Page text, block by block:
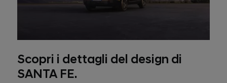
Scopri i dettagli del design di
SANTA FE.